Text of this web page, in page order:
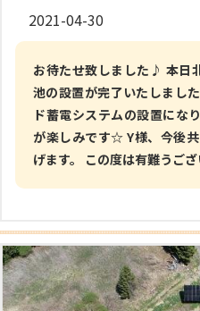
2021-04-30
お待たせ致しました♪ 本日
池の設置が完了いたしまし
ド蓄電システムの設置に
が楽しみです☆ Y様、今後
げます。 この度は有難うご